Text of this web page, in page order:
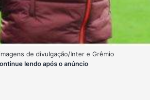
de divulgação/Inter e Grêmio
lendo após o anúncio